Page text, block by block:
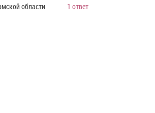
области 1 ответ